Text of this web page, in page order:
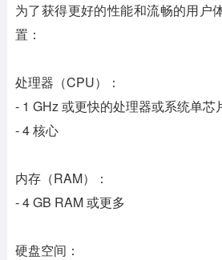
为了获得更好的性能和流畅的用户
置：
处理器（CPU）：
- 1 GHz 或更快的处理器或系统单芯
- 4 核心
内存（RAM）：
- 4 GB RAM 或更多
硬盘空间：